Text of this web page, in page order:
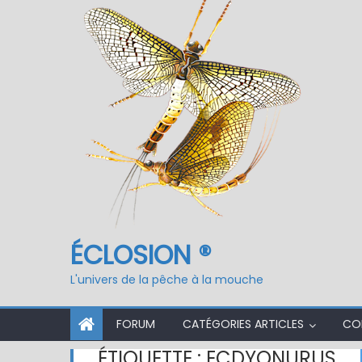
ÉCLOSION ®
L'univers de la pêche à la mouche
FORUM CATÉGORIES ARTICLES